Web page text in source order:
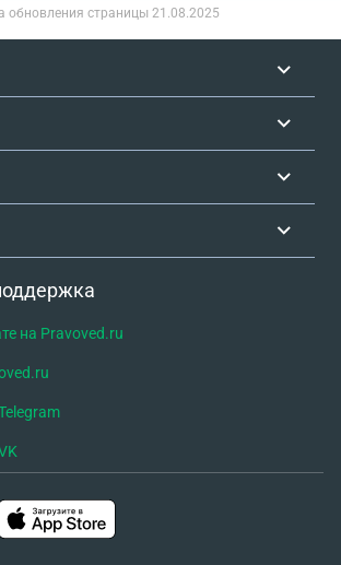
обновления страницы 21.08.2025
на Pravoved.ru